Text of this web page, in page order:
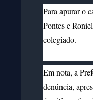
Para apurar o
Pontes e
colegiado.
Em nota, a
denúncia,